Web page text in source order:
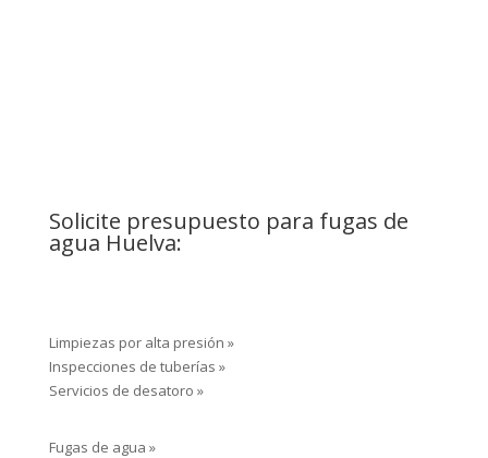
Solicite presupuesto para fugas de
agua Huelva:
Limpiezas por alta presión »
Inspecciones de tuberías »
Servicios de desatoro »
Fugas de agua »